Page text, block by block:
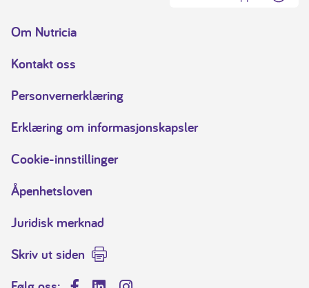
Om Nutricia
Kontakt oss
Personvernerklæring
Erklæring om informasjonskapsler
Cookie-innstillinger
Åpenhetsloven
Juridisk merknad
Skriv ut siden